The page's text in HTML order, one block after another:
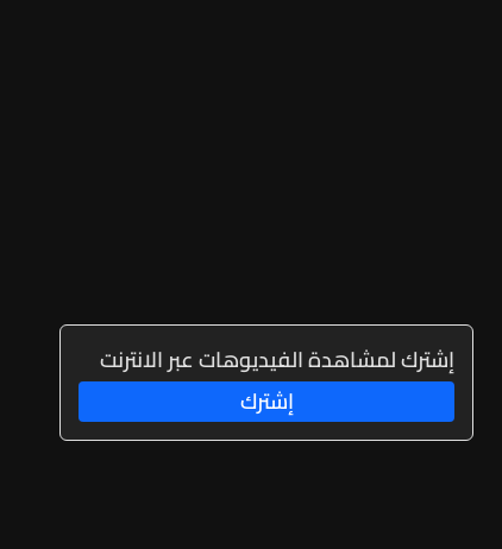
إشترك لمشاهدة الفيديوهات عبر الانترنت
إشترك